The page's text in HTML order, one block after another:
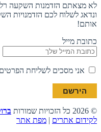
לא מצאתם הזדמנות השקעה
ונדאג לשלוח לכם הזדמנויות
אותם!
כתובת מייל
אני מסכים לשליחת
© 2026 כל הזכויות שמורות
לקידום אתרים | מפת אתר